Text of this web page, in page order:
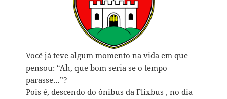
Você já teve algum momento na vida em que
pensou: “Ah, que bom seria se o tempo
parasse…”?
Pois é, descendo doônibus da Flixbus , no dia